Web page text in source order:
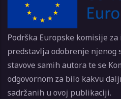
Podrška Europske komisije
predstavlja odobrenje njenog
stavove samih autora te se
odgovornom za bilo kakvu
sadržanih u ovoj publikaciji.